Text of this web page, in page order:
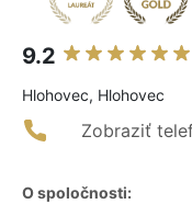
9.2
Hlohovec, Hlohovec
Zobraziť
O spoločnosti: